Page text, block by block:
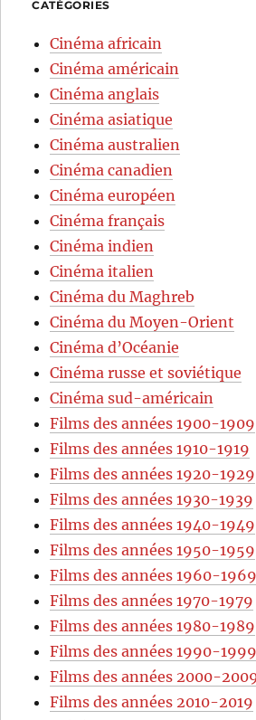
CATÉGORIES
Cinéma africain
Cinéma américain
Cinéma anglais
Cinéma asiatique
Cinéma australien
Cinéma canadien
Cinéma européen
Cinéma français
Cinéma indien
Cinéma italien
Cinéma du Maghreb
Cinéma du Moyen-Orient
Cinéma d’Océanie
Cinéma russe et soviétique
Cinéma sud-américain
Films des années 1900-1909
Films des années 1910-1919
Films des années 1920-1929
Films des années 1930-1939
Films des années 1940-1949
Films des années 1950-1959
Films des années 1960-1969
Films des années 1970-1979
Films des années 1980-1989
Films des années 1990-1999
Films des années 2000-
Films des années 2010-2019